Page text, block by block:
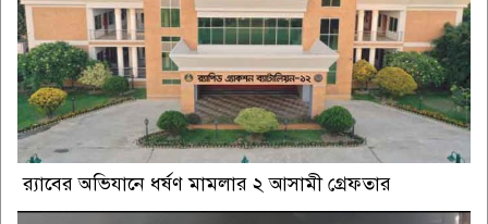
র‌্যাবের অভিযানে ধর্ষণ মামলার ২ আসামী গ্রেফতার